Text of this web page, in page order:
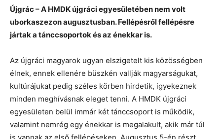
Újgrác – A HMDK újgráci egyesületében nem volt
uborkaszezon augusztusban. Fellépésről fellépésre
jártak a tánccsoportok és az énekkar is.
Az újgráci magyarok ugyan elszigetelt kis közösségben
élnek, ennek ellenére büszkén vallják magyarságukat,
kultúrájukat pedig széles körben hirdetik, igyekeznek
minden meghívásnak eleget tenni. A HMDK újgráci
egyesületen belül immár két tánccsoport is működik,
valamint nemrég egy énekkar is megalakult, akik már túl